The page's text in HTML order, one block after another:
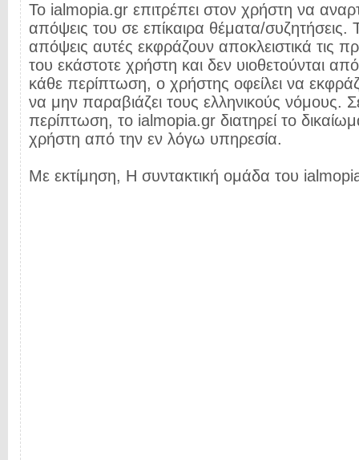
Το ialmopia.gr επιτρέπει στον χρήστη να
απόψεις του σε επίκαιρα θέματα/συζητήσεις.
απόψεις αυτές εκφράζουν αποκλειστικά τις
του εκάστοτε χρήστη και δεν υιοθετούνται
κάθε περίπτωση, ο χρήστης οφείλει να
να μην παραβιάζει τους ελληνικούς νόμους.
περίπτωση, το ialmopia.gr διατηρεί το
χρήστη από την εν λόγω υπηρεσία.
Με εκτίμηση, Η συντακτική ομάδα του